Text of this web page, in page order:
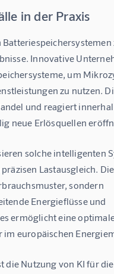
in der Praxis
Innovative
um
zu nutzen.
und reagiert
neue Erlösquellen
solche intelligenten
Lastausgleich.
sondern
Energieflüsse und
ermöglicht eine
europäischen
die Nutzung von KI für